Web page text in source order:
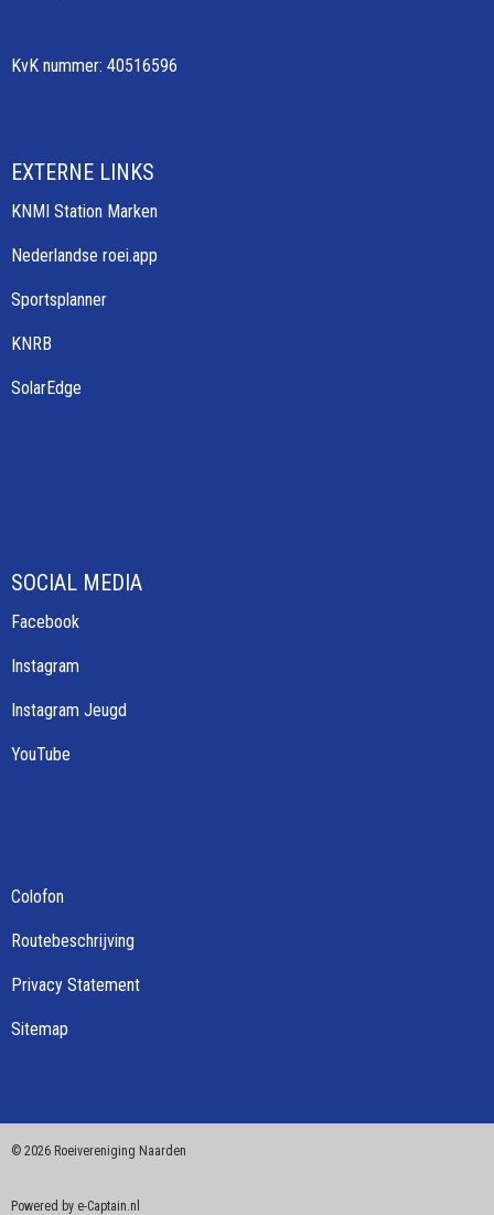
KvK nummer: 40516596
EXTERNE LINKS
KNMI Station Marken
Nederlandse roei.app
Sportsplanner
KNRB
SolarEdge
SOCIAL MEDIA
Facebook
Instagram
Instagram Jeugd
YouTube
Colofon
Routebeschrijving
Privacy Statement
Sitemap
© 2026 Roeivereniging Naarden
Powered by e-Captain.nl